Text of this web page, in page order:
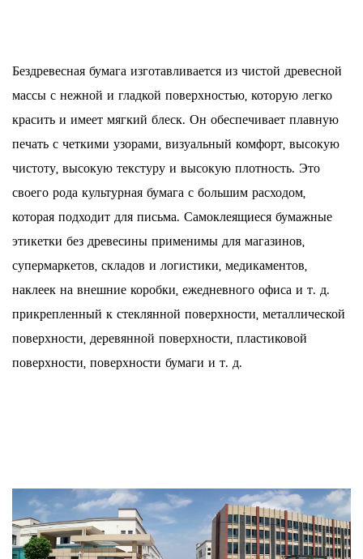
Бездревесная бумага изготавливается из чистой древесной
массы с нежной и гладкой поверхностью, которую легко
красить и имеет мягкий блеск. Он обеспечивает плавную
печать с четкими узорами, визуальный комфорт, высокую
чистоту, высокую текстуру и высокую плотность. Это
своего рода культурная бумага с большим расходом,
которая подходит для письма. Самоклеящиеся бумажные
этикетки без древесины применимы для магазинов,
супермаркетов, складов и логистики, медикаментов,
наклеек на внешние коробки, ежедневного офиса и т. д.
прикрепленный к стеклянной поверхности, металлической
поверхности, деревянной поверхности, пластиковой
поверхности, поверхности бумаги и т. д.